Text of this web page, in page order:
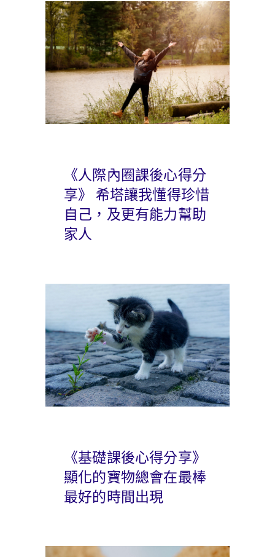
《人際內圈課後心得分
享》 希塔讓我懂得珍惜
自己，及更有能力幫助
家人
《基礎課後心得分享》
顯化的寶物總會在最棒
最好的時間出現